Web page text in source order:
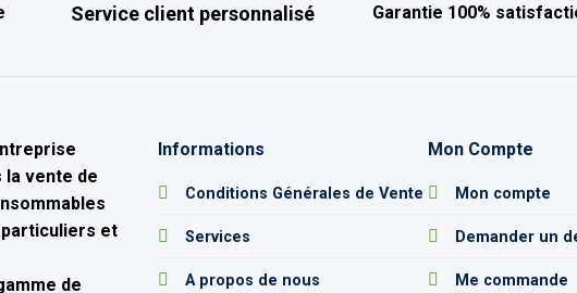
Service client personnalisé Garantie 100%
lavente de
et
de
Informations
Conditions Générales de Vente
Services
A propos de nous
Mon Compte
Mon compte
Demander un
Me commande